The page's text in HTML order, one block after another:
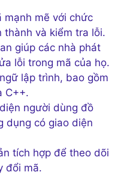
mạnh mẽ với chức
thành và kiểm tra lỗi.
giúp các nhà phát
lỗi trong mã của họ.
lập trình, bao gồm
C++.
người dùng đồ
dụng có giao diện
tích hợp để theo dõi
đổi mã.